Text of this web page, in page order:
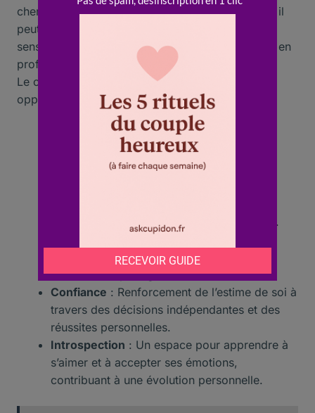
cherchent à enrichir leur expérience personnelle, il
peut être intéressant de lire comment une
sensuelle
perçoit et vit son célibat, un sujet traité en
profondeur dans notre prochain article.
Le célibat ouvre la voie à de nombreuses
opportunités enrichissantes.
: Une période propice pour se
recentrer sur soi-même et explorer ses
véritables désirs.
nouvelles cultures et d’élargir ses horizons.
: L’occasion de socialiser et de
créer des liens amicaux, favorisant des
moments de partage et de bonheur.
Confiance : Renforcement de l’estime de soi à
travers des décisions indépendantes et des
réussites personnelles.
Introspection : Un espace pour apprendre à
s’aimer et à accepter ses émotions,
contribuant à une évolution personnelle.